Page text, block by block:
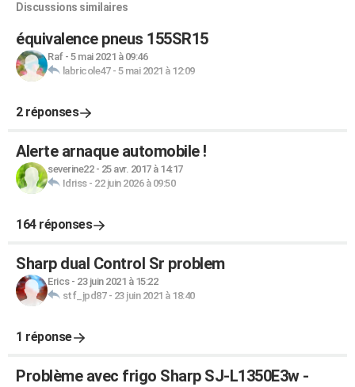
Discussions similaires
équivalence pneus 155SR15
Raf- 5 mai 2021 à 09:46
labricole47- 5 mai 2021 à 12:09
2 réponses
Alerte arnaque automobile !
severine22- 25 avr. 2017 à 14:17
Idriss- 22 juin 2026 à 09:50
164 réponses
Sharp dual Control Sr problem
Erics- 23 juin 2021 à 15:22
stf_jpd87- 23 juin 2021 à 18:40
1 réponse
Problème avec frigo Sharp SJ-L1350E3w -